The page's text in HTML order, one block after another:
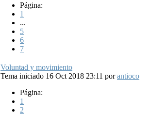
Página:
1
...
5
6
7
Voluntad y movimiento
Tema iniciado 16 Oct 2018 23:11 porantioco
Página:
1
2